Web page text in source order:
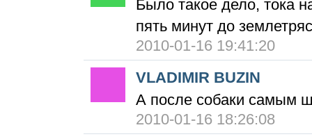
Было такое дело, тока
пять минут до
2010-01-16 19:41:20
VLADIMIR BUZIN
А после собаки самым
2010-01-16 18:26:08